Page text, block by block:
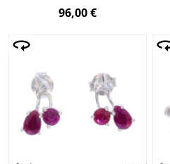
96,00 €